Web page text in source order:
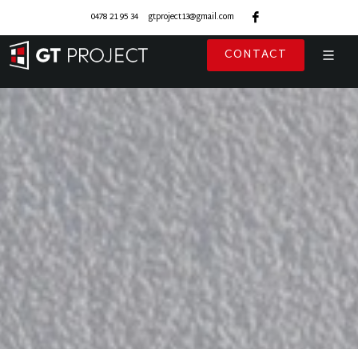
0478 21 95 34 gtproject13@gmail.com
CONTACT